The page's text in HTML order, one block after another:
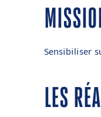
Sensibiliser
LES